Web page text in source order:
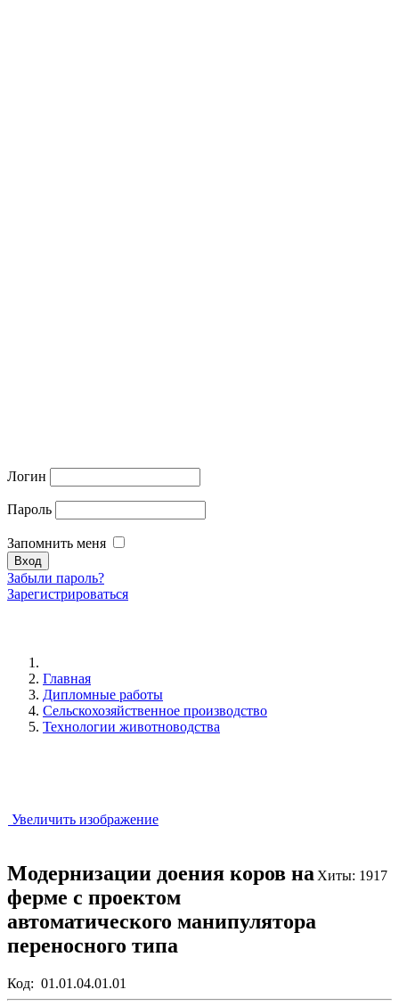
Логин
Пароль
Запомнить меня
Забыли пароль?
Зарегистрироваться
Главная
Дипломные работы
Сельскохозяйственное производство
Технологии животноводства
Увеличить изображение
Хиты: 1917
Модернизации доения коров на
ферме с проектом
автоматического манипулятора
переносного типа
Код: 01.01.04.01.01